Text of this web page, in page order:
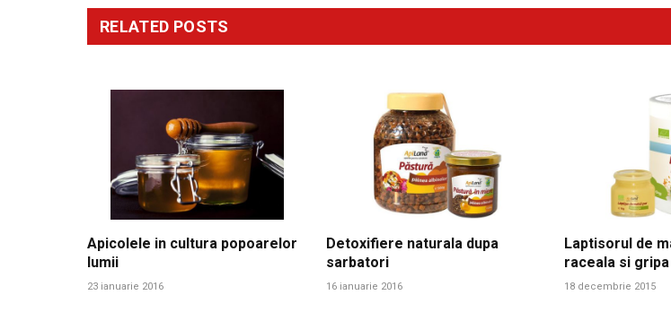
RELATED POSTS
Apicolele in cultura popoarelor
lumii
23 ianuarie 2016
Detoxifiere naturala dupa
sarbatori
16 ianuarie 2016
Laptisorul de
raceala si gripa
18 decembrie 2015